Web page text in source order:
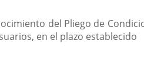
del Pliego de
en el plazo establecido